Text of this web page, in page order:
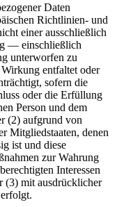
Daten
Richtlinien- und
einer ausschließlich
— einschließlich
unterworfen zu
entfaltet oder
sofern die
oder die Erfüllung
Person und dem
(2) aufgrund von
Mitgliedstaaten, denen
ist und diese
zur Wahrung
Interessen
(3) mit ausdrücklicher